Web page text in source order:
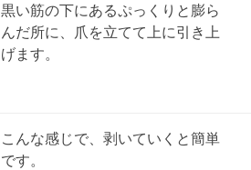
黒い筋の下にあるぷっくりと膨ら
んだ所に、爪を立てて上に引き上
げます。
こんな感じで、剥いていくと簡単
です。